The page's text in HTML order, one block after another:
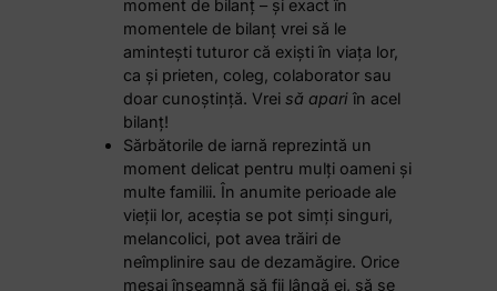
moment de bilanț – și exact în
momentele de bilanț vrei să le
amintești tuturor că exiști în viața lor,
ca și prieten, coleg, colaborator sau
doar cunoștință. Vreisă apari în acel
bilanț!
Sărbătorile de iarnă reprezintă un
moment delicat pentru mulți oameni și
multe familii. În anumite perioade ale
vieții lor, aceștia se pot simți singuri,
melancolici, pot avea trăiri de
neîmplinire sau de dezamăgire. Orice
mesaj înseamnă să fii lângă ei, să se